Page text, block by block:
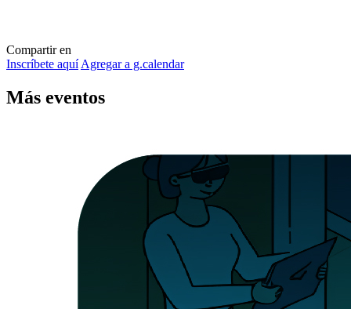
Compartir en
Inscríbete aquíAgregar a g.calendar
Más eventos